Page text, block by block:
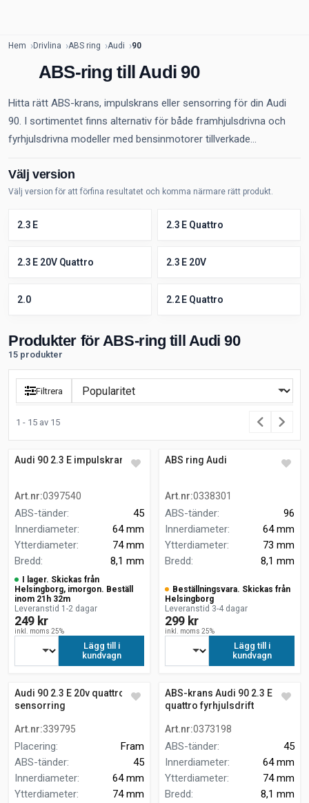
Hem Drivlina ABS ring Audi 90
ABS-ring till Audi 90
Hitta rätt ABS-krans, impulskrans eller sensorring för din Audi
90. I sortimentet finns alternativ för både framhjulsdrivna och
fyrhjulsdrivna modeller med bensinmotorer tillverkade...
Välj version
Välj version för att förfina resultatet och komma närmare rätt produkt.
2.3 E 2.3 E Quattro
2.3 E 20V Quattro 2.3 E 20V
2.0 2.2 E Quattro
Produkter för ABS-ring till Audi 90
15 produkter
Filtrera
1 - 15 av 15
Audi 90 2.3 E impulskrans
Art.nr:0397540
ABS-tänder:
45
Innerdiameter:
64 mm
Ytterdiameter:
74 mm
Bredd: 8,1 mm
I lager. Skickas från
Helsingborg, imorgon. Beställ
inom 21h 32m
Leveranstid 1-2 dagar
249 kr
inkl. moms 25%
Lägg till i
kundvagn
ABS ring Audi
Art.nr:0338301
ABS-tänder:
96
Innerdiameter:
64 mm
Ytterdiameter:
73 mm
Bredd: 8,1 mm
Beställningsvara. Skickas från
Helsingborg
Leveranstid 3-4 dagar
299 kr
inkl. moms 25%
Lägg till i
kundvagn
Audi 90 2.3 E 20v quattro
sensorring
Art.nr:339795
Placering:
Fram
ABS-tänder:
45
Innerdiameter:
64 mm
Ytterdiameter:
74 mm
ABS-krans Audi 90 2.3 E
quattro fyrhjulsdrift
Art.nr:0373198
ABS-tänder:
45
Innerdiameter:
64 mm
Ytterdiameter:
74 mm
Bredd: 8,1 mm